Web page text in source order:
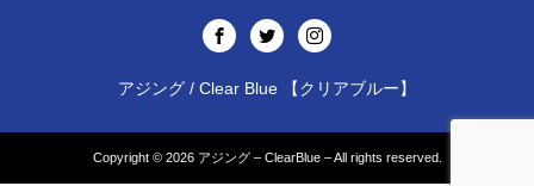
アジング / Clear Blue 【クリアブルー】
Copyright © 2026 アジング – ClearBlue –All rights reserved.